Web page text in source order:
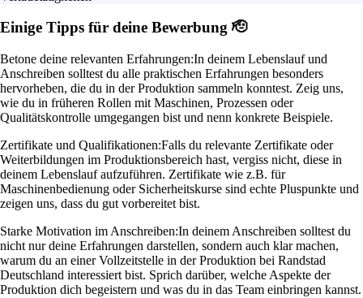
Einige Tipps für deine Bewerbung 🫡
Betone deine relevanten Erfahrungen:In deinem Lebenslauf und
Anschreiben solltest du alle praktischen Erfahrungen besonders
hervorheben, die du in der Produktion sammeln konntest. Zeig uns,
wie du in früheren Rollen mit Maschinen, Prozessen oder
Qualitätskontrolle umgegangen bist und nenn konkrete Beispiele.
Zertifikate und Qualifikationen:Falls du relevante Zertifikate oder
Weiterbildungen im Produktionsbereich hast, vergiss nicht, diese in
deinem Lebenslauf aufzuführen. Zertifikate wie z.B. für
Maschinenbedienung oder Sicherheitskurse sind echte Pluspunkte und
zeigen uns, dass du gut vorbereitet bist.
Starke Motivation im Anschreiben:In deinem Anschreiben solltest du
nicht nur deine Erfahrungen darstellen, sondern auch klar machen,
warum du an einer Vollzeitstelle in der Produktion bei Randstad
Deutschland interessiert bist. Sprich darüber, welche Aspekte der
Produktion dich begeistern und was du in das Team einbringen kannst.